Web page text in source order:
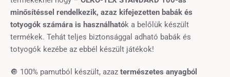
minősítéssel rendelkezik, azaz kifejezetten babák és
totyogók számára is használhatók a belőlük készült
termékek. Tehát teljes biztonsággal adható babák és
totyogók kezébe az ebbél készült játékok!
🔘 100% pamutból készült, azaz természetes anyagból